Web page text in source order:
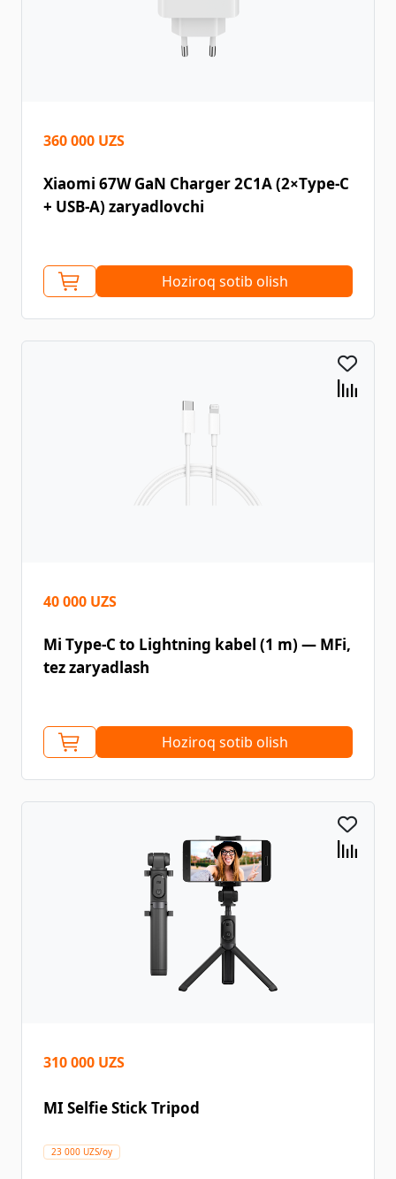
360 000 UZS
Xiaomi 67W GaN Charger 2C1A (2×Type-C
+ USB-A) zaryadlovchi
Hoziroq sotib olish
40 000 UZS
Mi Type-C to Lightning kabel (1 m) — MFi,
tez zaryadlash
Hoziroq sotib olish
310 000 UZS
MI Selfie Stick Tripod
23 000 UZS/oy